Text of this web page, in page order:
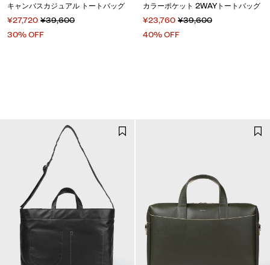
キャンバスカジュアル トートバッグ
¥27,720 ¥39,600
30% OFF
カラーポケット 2WAYトートバッグ
¥23,760 ¥39,600
40% OFF